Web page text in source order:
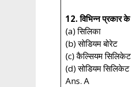
12. विभिन्न प्रकार
(a) सिलिका
(b) सोडियम बोरेट
(c) कैल्सियम सिलिकेट
(d) सोडियम सिलिकेट
Ans. A